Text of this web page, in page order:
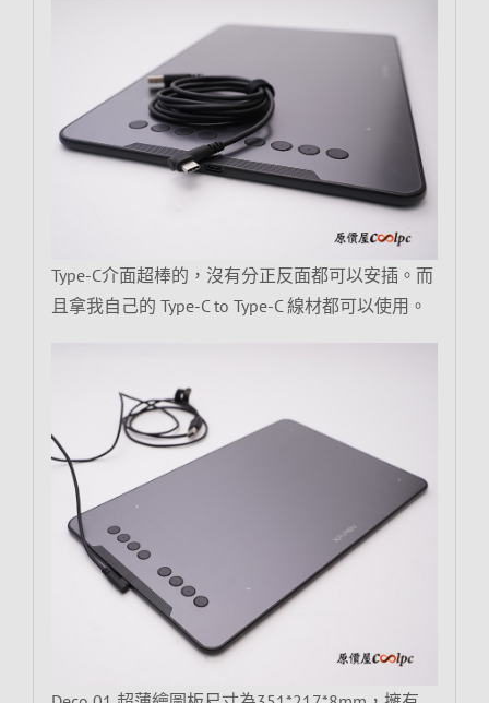
Type-C介面超棒的，沒有分正反面都可以安插。而
且拿我自己的 Type-C to Type-C 線材都可以使用。